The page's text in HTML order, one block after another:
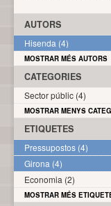
AUTORS
Hisenda (4)
MOSTRAR MÉS AUTORS
CATEGORIES
Sector públic (4)
MOSTRAR MENYS
ETIQUETES
Pressupostos (4)
Girona (4)
Economia (2)
MOSTRAR MÉS